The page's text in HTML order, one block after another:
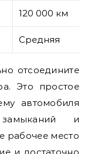
120 000 км
Средняя
отсоедините
Это простое
автомобиля
и
рабочее место